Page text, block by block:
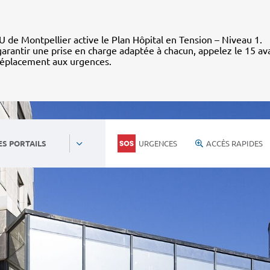
de Montpellier active le Plan Hôpital en Tension – Niveau 1.
une prise en charge adaptée à chacun, appelez le 15
aux urgences.
PORTAILS URGENCES ACCÈS RAPIDES